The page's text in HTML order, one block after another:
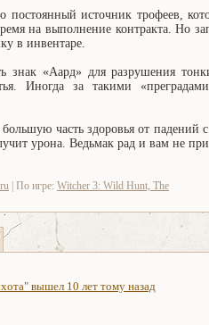
постоянный источник трофеев,
на выполнение контракта. Но
в инвентаре.
знак «Аард» для разрушения
Иногда за такими
большую часть здоровья от
урона. Ведьмак рад и вам не
| По игре: Witcher 3: Wild Hunt, The
вышел 10 лет тому назад